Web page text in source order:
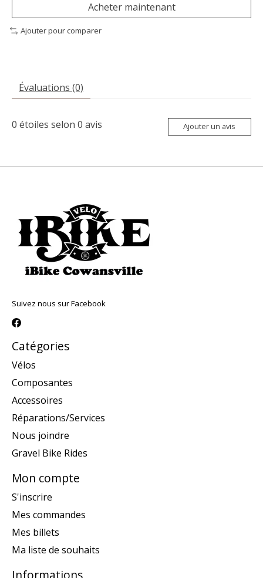
Acheter maintenant
Ajouter pour comparer
Évaluations (0)
0 étoiles selon 0 avis Ajouter un avis
Suivez nous sur Facebook
Catégories
Vélos
Composantes
Accessoires
Réparations/Services
Nous joindre
Gravel Bike Rides
Mon compte
S'inscrire
Mes commandes
Mes billets
Ma liste de souhaits
Informations